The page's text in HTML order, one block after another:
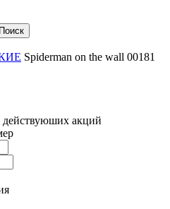
Поиск
Spiderman on the wall 00181
действуюших акций